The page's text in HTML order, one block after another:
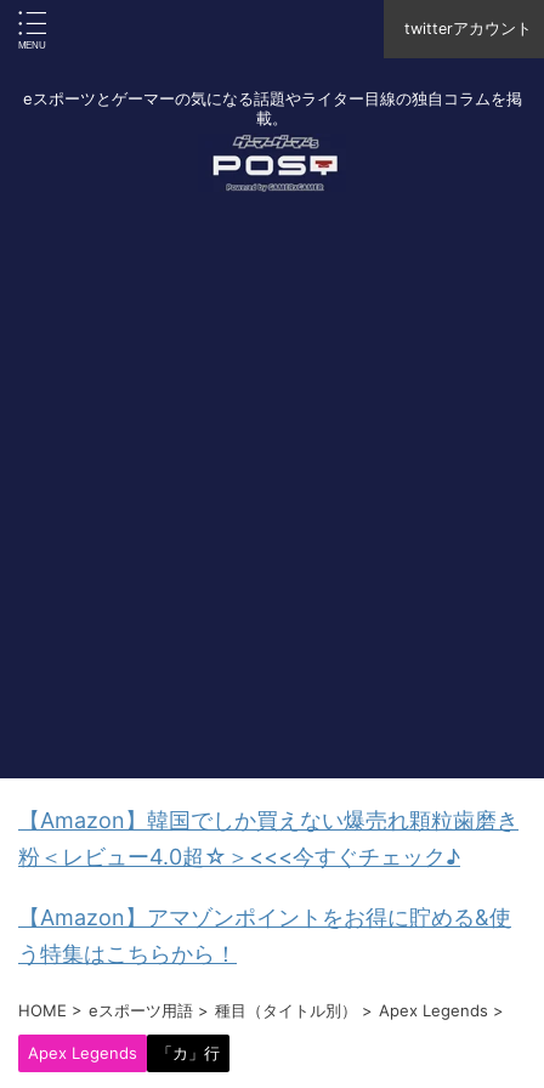
twitterアカウント
eスポーツとゲーマーの気になる話題やライター目線の独自コラムを掲
載。
【Amazon】韓国でしか買えない爆売れ顆粒歯磨き
粉＜レビュー4.0超☆＞<<<今すぐチェック♪
【Amazon】アマゾンポイントをお得に貯める&使
う特集はこちらから！
HOME > eスポーツ用語 > 種目（タイトル別） > Apex Legends >
Apex Legends 「カ」行